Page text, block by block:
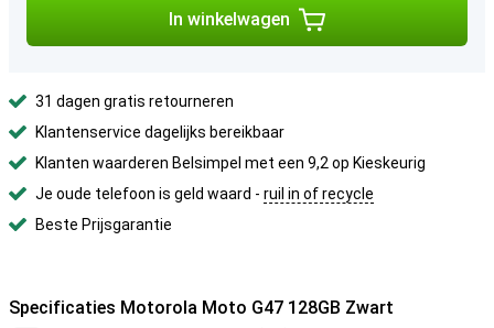
In winkelwagen
31 dagen gratis retourneren
Klantenservice dagelijks bereikbaar
Klanten waarderen Belsimpel met een 9,2 op Kieskeurig
Je oude telefoon is geld waard - ruil in of recycle
Beste Prijsgarantie
Specificaties Motorola Moto G47 128GB Zwart